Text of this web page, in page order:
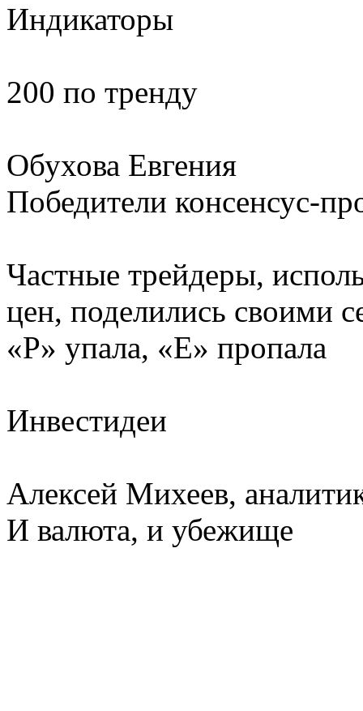
Индикаторы
200 по тренду
Обухова Евгения
Победители консенсус-
Частные трейдеры,
цен, поделились своими
«P» упала, «Е» пропала
Инвестидеи
Алексей Михеев,
И валюта, и убежище